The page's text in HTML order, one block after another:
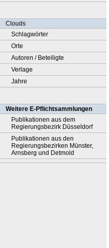
Clouds
Schlagwörter
Orte
Autoren / Beteiligte
Verlage
Jahre
Weitere E-Pflichtsammlungen
Publikationen aus dem
Regierungsbezirk Düsseldorf
Publikationen aus den
Regierungsbezirken Münster,
Arnsberg und Detmold